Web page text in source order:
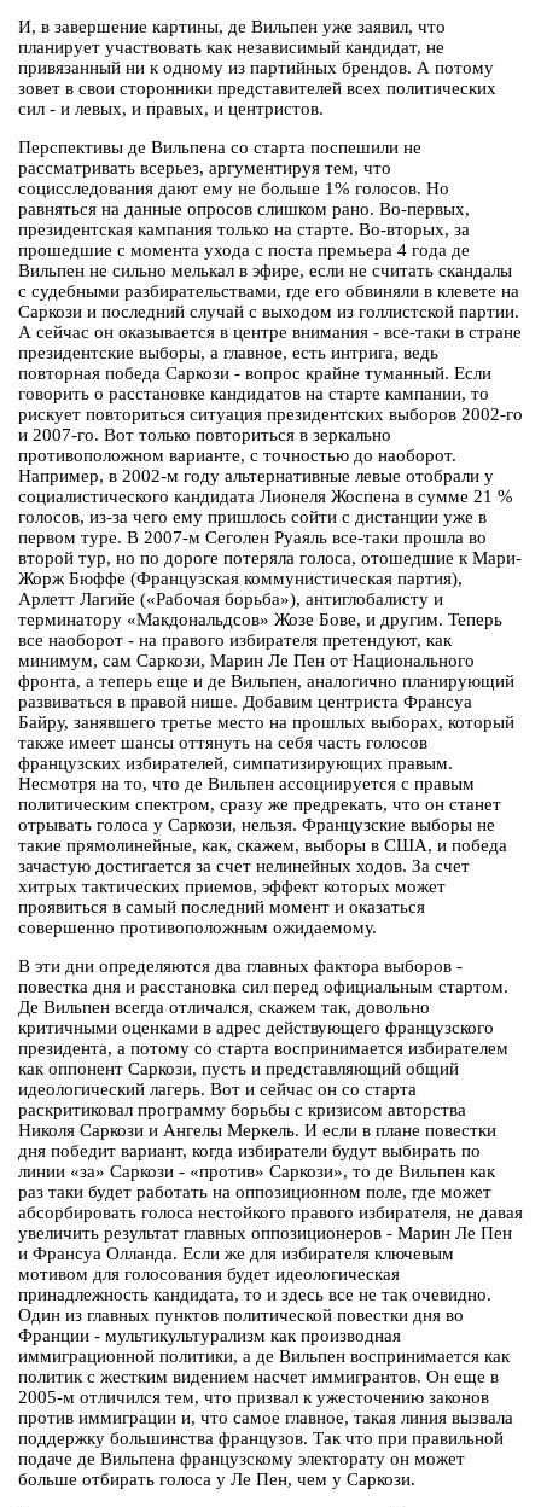
И, в завершение картины, де Вильпен уже заявил, что
планирует участвовать как независимый кандидат, не
привязанный ни к одному из партийных брендов. А потому
зовет в свои сторонники представителей всех политических
сил - и левых, и правых, и центристов.
Перспективы де Вильпена со старта поспешили не
рассматривать всерьез, аргументируя тем, что
социсследования дают ему не больше 1% голосов. Но
равняться на данные опросов слишком рано. Во-первых,
президентская кампания только на старте. Во-вторых, за
прошедшие с момента ухода с поста премьера 4 года де
Вильпен не сильно мелькал в эфире, если не считать скандалы
с судебными разбирательствами, где его обвиняли в клевете на
Саркози и последний случай с выходом из голлистской партии.
А сейчас он оказывается в центре внимания - все-таки в стране
президентские выборы, а главное, есть интрига, ведь
повторная победа Саркози - вопрос крайне туманный. Если
говорить о расстановке кандидатов на старте кампании, то
рискует повториться ситуация президентских выборов 2002-го
и 2007-го. Вот только повториться в зеркально
противоположном варианте, с точностью до наоборот.
Например, в 2002-м году альтернативные левые отобрали у
социалистического кандидата Лионеля Жоспена в сумме 21 %
голосов, из-за чего ему пришлось сойти с дистанции уже в
первом туре. В 2007-м Сеголен Руаяль все-таки прошла во
второй тур, но по дороге потеряла голоса, отошедшие к Мари-
Жорж Бюффе (Французская коммунистическая партия),
Арлетт Лагийе («Рабочая борьба»), антиглобалисту и
терминатору «Макдональдсов» Жозе Бове, и другим. Теперь
все наоборот - на правого избирателя претендуют, как
минимум, сам Саркози, Марин Ле Пен от Национального
фронта, а теперь еще и де Вильпен, аналогично планирующий
развиваться в правой нише. Добавим центриста Франсуа
Байру, занявшего третье место на прошлых выборах, который
также имеет шансы оттянуть на себя часть голосов
французских избирателей, симпатизирующих правым.
Несмотря на то, что де Вильпен ассоциируется с правым
политическим спектром, сразу же предрекать, что он станет
отрывать голоса у Саркози, нельзя. Французские выборы не
такие прямолинейные, как, скажем, выборы в США, и победа
зачастую достигается за счет нелинейных ходов. За счет
хитрых тактических приемов, эффект которых может
проявиться в самый последний момент и оказаться
совершенно противоположным ожидаемому.
В эти дни определяются два главных фактора выборов -
повестка дня и расстановка сил перед официальным стартом.
Де Вильпен всегда отличался, скажем так, довольно
критичными оценками в адрес действующего французского
президента, а потому со старта воспринимается избирателем
как оппонент Саркози, пусть и представляющий общий
идеологический лагерь. Вот и сейчас он со старта
раскритиковал программу борьбы с кризисом авторства
Николя Саркози и Ангелы Меркель. И если в плане повестки
дня победит вариант, когда избиратели будут выбирать по
линии «за» Саркози - «против» Саркози», то де Вильпен как
раз таки будет работать на оппозиционном поле, где может
абсорбировать голоса нестойкого правого избирателя, не давая
увеличить результат главных оппозиционеров - Марин Ле Пен
и Франсуа Олланда. Если же для избирателя ключевым
мотивом для голосования будет идеологическая
принадлежность кандидата, то и здесь все не так очевидно.
Один из главных пунктов политической повестки дня во
Франции - мультикультурализм как производная
иммиграционной политики, а де Вильпен воспринимается как
политик с жестким видением насчет иммигрантов. Он еще в
2005-м отличился тем, что призвал к ужесточению законов
против иммиграции и, что самое главное, такая линия вызвала
поддержку большинства французов. Так что при правильной
подаче де Вильпена французскому электорату он может
больше отбирать голоса у Ле Пен, чем у Саркози.